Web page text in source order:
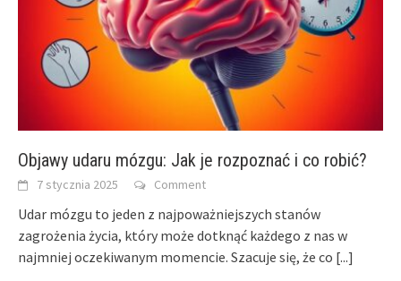
Objawy udaru mózgu: Jak je rozpoznać i co robić?
7 stycznia 2025 Comment
Udar mózgu to jeden z najpoważniejszych stanów
zagrożenia życia, który może dotknąć każdego z nas w
najmniej oczekiwanym momencie. Szacuje się, że co [...]